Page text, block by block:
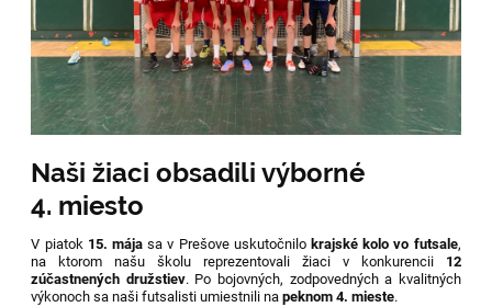
Naši žiaci obsadili výborné
4. miesto
V piatok 15. májasa v Prešove uskutočnilo krajské kolo vo futsale,
na ktorom našu školu reprezentovali žiaci v konkurencii 12
zúčastnených družstiev. Po bojovných, zodpovedných a kvalitných
výkonoch sa naši futsalisti umiestnili napeknom 4. mieste.